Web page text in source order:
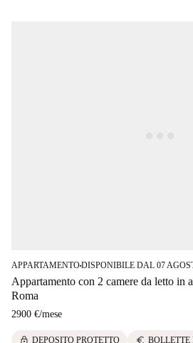
APPARTAMENTO■DISPONIBILE DAL 07
Appartamento con 2 camere da letto in
Roma
2900 €/mese
lock DEPOSITO PROTETTO euro BOLLETTE